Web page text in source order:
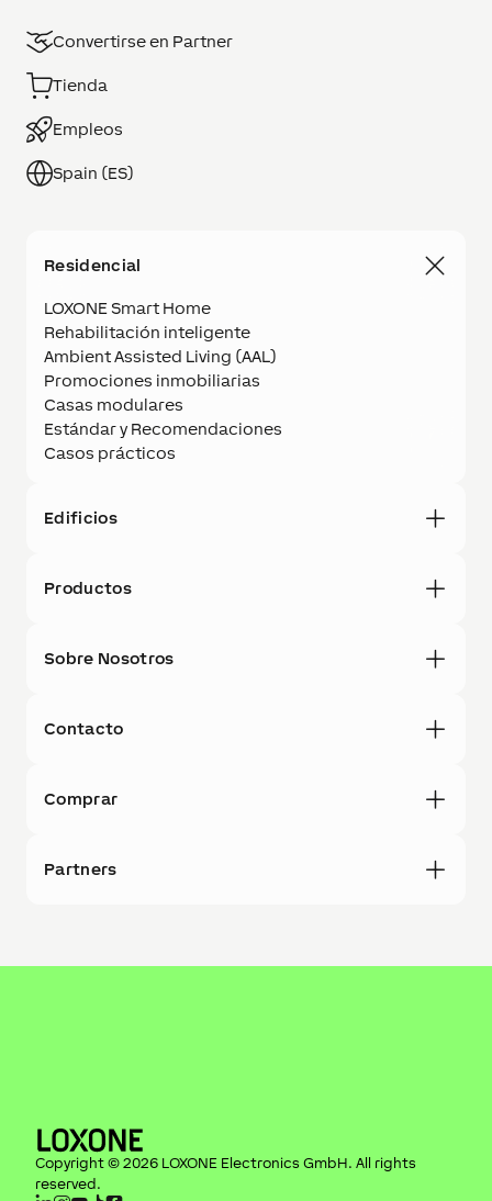
Convertirse en Partner
Tienda
Empleos
Spain (ES)
Residencial
LOXONE Smart Home
Rehabilitación inteligente
Ambient Assisted Living (AAL)
Promociones inmobiliarias
Casas modulares
Estándar y Recomendaciones
Casos prácticos
Edificios
Productos
Sobre Nosotros
Contacto
Comprar
Partners
Copyright © 2026 LOXONE Electronics GmbH. All rights
reserved.